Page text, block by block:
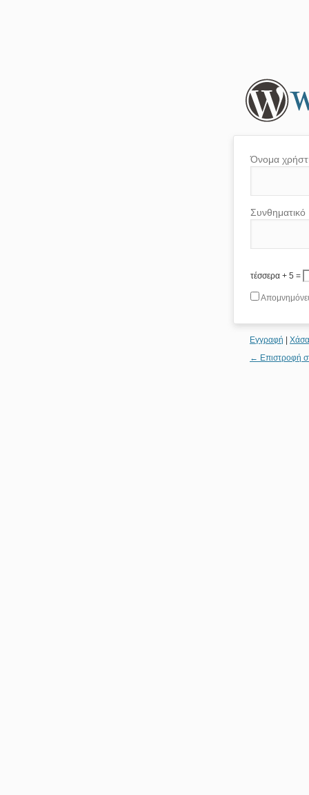
Όνομα
Συνθηματικό
τέσσερα + 5 =
Εγγραφή
← Επιστροφή